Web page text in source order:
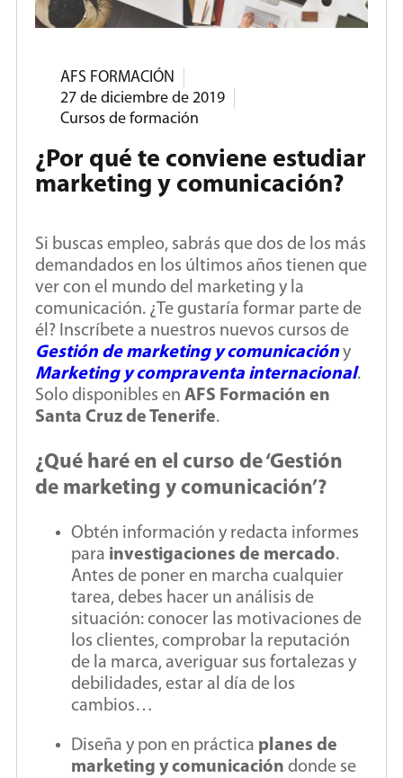
AFS FORMACIÓN
27 de diciembre de 2019
Cursos de formación
¿Por qué te conviene estudiar
marketing y comunicación?
Si buscas empleo, sabrás que dos de los más
demandados en los últimos años tienen que
ver con el mundo del marketing y la
comunicación. ¿Te gustaría formar parte de
él? Inscríbete a nuestros nuevos cursos de
Gestión de marketing y comunicacióny
Marketing y compraventa internacional.
Solo disponibles en AFS Formación en
Santa Cruz de Tenerife.
¿Qué haré en el curso de ‘Gestión
de marketing y comunicación’?
Obtén información y redacta informes
para investigaciones de mercado.
Antes de poner en marcha cualquier
tarea, debes hacer un análisis de
situación: conocer las motivaciones de
los clientes, comprobar la reputación
de la marca, averiguar sus fortalezas y
debilidades, estar al día de los
cambios…
Diseña y pon en práctica planes de
marketing y comunicación donde se